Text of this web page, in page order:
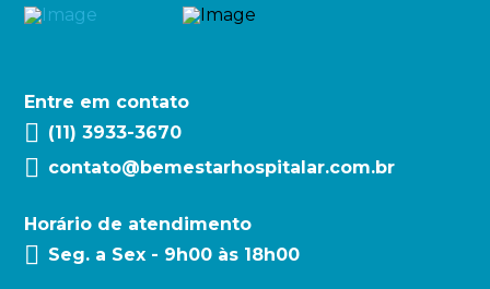
Entre em contato
(11) 3933-3670
contato@bemestarhospitalar.com.br
Horário de atendimento
Seg. a Sex - 9h00 às 18h00